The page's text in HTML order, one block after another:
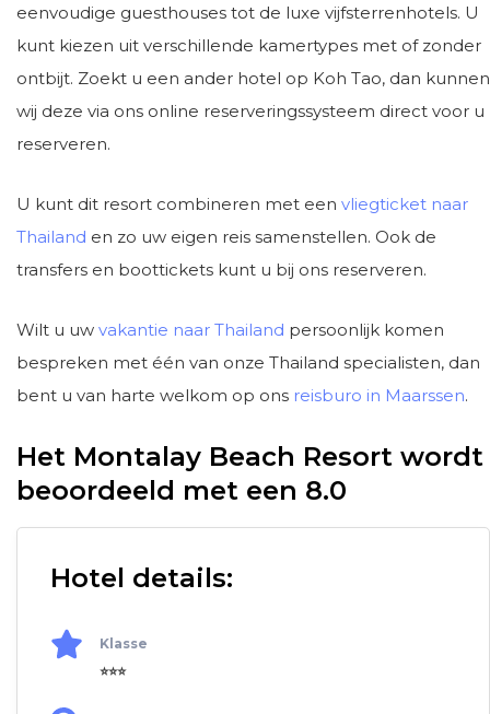
eenvoudige guesthouses tot de luxe vijfsterrenhotels. U
kunt kiezen uit verschillende kamertypes met of zonder
ontbijt. Zoekt u een ander hotel op Koh Tao, dan kunnen
wij deze via ons online reserveringssysteem direct voor u
reserveren.
U kunt dit resort combineren met een vliegticket naar
Thailand en zo uw eigen reis samenstellen. Ook de
transfers en boottickets kunt u bij ons reserveren.
Wilt u uw vakantie naar Thailand persoonlijk komen
bespreken met één van onze Thailand specialisten, dan
bent u van harte welkom op ons reisburo in Maarssen.
Het Montalay Beach Resort wordt
beoordeeld met een 8.0
Hotel details:
Klasse
⭐⭐⭐